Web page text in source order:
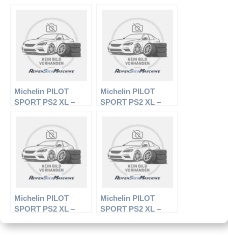
Winterreifen
Sommerreifen
Michelin PILOT
SPORT PS2 XL –
Sommerreifen
Michelin PILOT
SPORT PS2 XL –
Sommerreifen
Michelin PILOT
SPORT PS2 XL –
R20 95Y –
Michelin PILOT
SPORT PS2 XL –
R18 97Y –